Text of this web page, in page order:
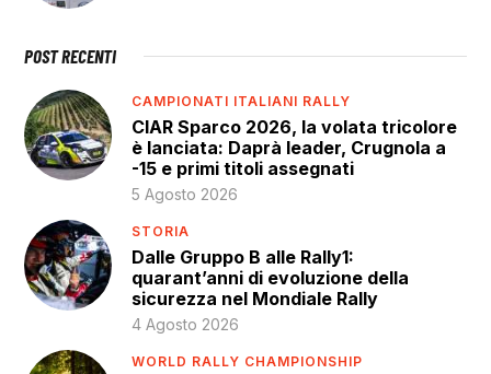
POST RECENTI
CAMPIONATI ITALIANI RALLY
CIAR Sparco 2026, la volata tricolore
è lanciata: Daprà leader, Crugnola a
-15 e primi titoli assegnati
5 Agosto 2026
STORIA
Dalle Gruppo B alle Rally1:
quarant’anni di evoluzione della
sicurezza nel Mondiale Rally
4 Agosto 2026
WORLD RALLY CHAMPIONSHIP